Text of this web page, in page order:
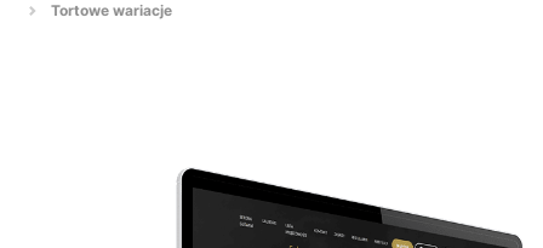
Tortowe wariacje